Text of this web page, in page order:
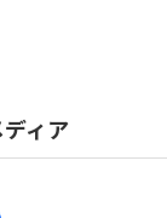
ィア